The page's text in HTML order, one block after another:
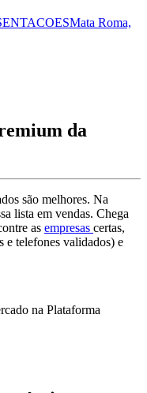
Mata Roma,
da
são melhores. Na
lista em vendas. Chega
as empresas certas,
e telefones validados) e
na Plataforma